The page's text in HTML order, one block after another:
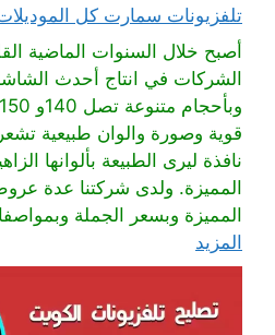
تلفزيونات سمارت كل
أصبح خلال السنوات الماضية
الشركات في انتاج أحدث
قوية وصورة والوان طبيعية
نافذة ليرى الطبيعة بألوانها
المميزة. ولدى شركتنا عدة
المميزة وبسعر الجملة
المزيد